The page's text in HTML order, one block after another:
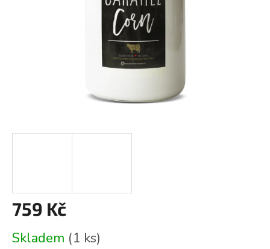
759 Kč
cena:
Skladem (1 ks)